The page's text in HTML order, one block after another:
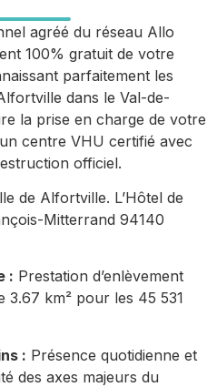
agréé du réseau Allo
100% gratuit de votre
parfaitement les
dans le Val-de-
la prise en charge de votre
centre VHU certifié avec
officiel.
de Alfortville. L’Hôtel de
Mitterrand 94140
: Prestation d’enlèvement
km² pour les 45 531
: Présence quotidienne et
des axes majeurs du